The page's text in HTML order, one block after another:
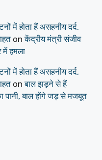
में होता हैं असहनीय दर्द,
onकेंद्रीय मंत्री संजीव
में हमला
में होता हैं असहनीय दर्द,
onबाल झड़ने से हैं
पानी, बाल होंगे जड़ से मजबूत